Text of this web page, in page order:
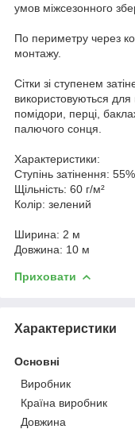
умов міжсезонного
По периметру через
монтажу.
Сітки зі ступенем
використовуються
помідори, перці,
палючого сонця.
Характеристики:
Ступінь затінення: 55%
Щільність: 60 г/м²
Колір: зелений
Ширина: 2 м
Довжина: 10 м
Приховати
Характеристики
Основні
Виробник
Країна виробник
Довжина